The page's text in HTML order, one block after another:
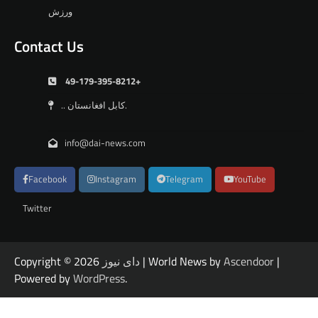
ورزش
Contact Us
49-179-395-8212+
.. کابل افغانستان.
info@dai-news.com
Facebook Instagram Telegram YouTube
Twitter
Copyright © 2026 دای نیوز | World News byAscendoor |
Powered byWordPress.